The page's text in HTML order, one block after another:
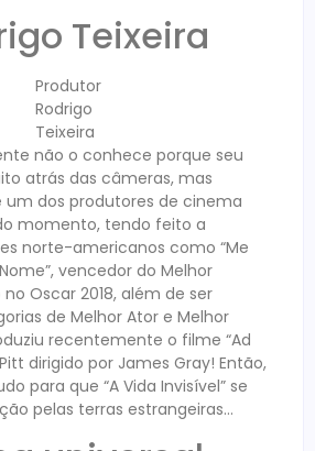
Teixeira
Produtor
Rodrigo
Teixeira
não o conhece porque seu
atrás das câmeras, mas
um dos produtores de cinema
momento, tendo feito a
norte-americanos como “Me
vencedor do Melhor
Oscar 2018, além de ser
de Melhor Ator e Melhor
recentemente o filme “Ad
dirigido por James Gray! Então,
para que “A Vida Invisível” se
pelas terras estrangeiras…